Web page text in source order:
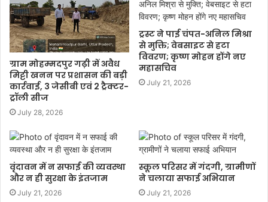
ग्राम मोहम्मदपुर गढ़ी में अवैध
मिट्टी खनन पर प्रशासन की बड़ी
कार्रवाई, 3 जेसीबी एवं 2 ट्रैक्टर-
ट्रॉली सीज
July 28, 2026
ट्रस्ट ने पाई चंपत-अनिल मिश्रा
से मुक्ति; वेबसाइट से हटा
विवरण; कृष्ण मोहन होंगे नए
महासचिव
July 21, 2026
वृंदावन में न सफाई की व्यवस्था
और न ही सुरक्षा के इंतजाम
July 21, 2026
स्कूल परिसर में गंदगी, ग्रामीणों
ने चलाया सफाई अभियान
July 21, 2026